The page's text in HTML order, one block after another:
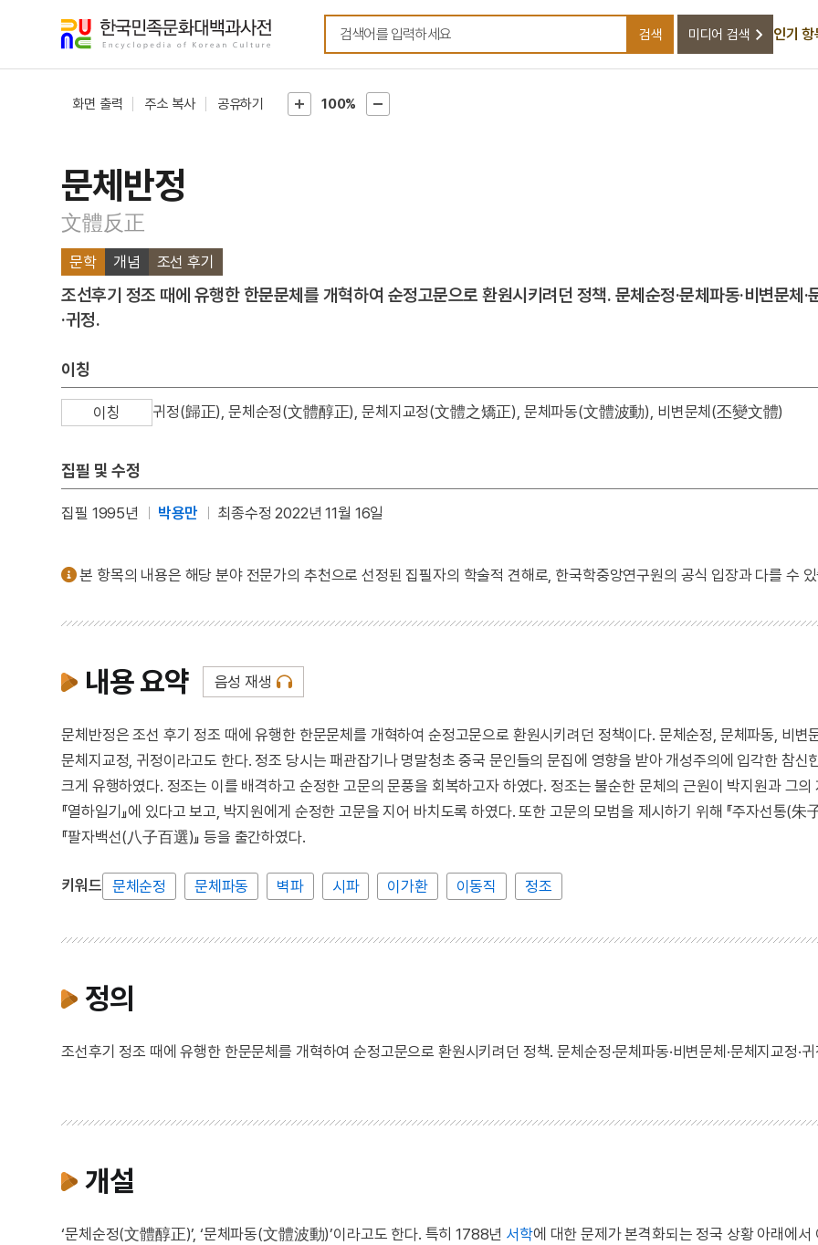
검색어를 입력하세요
검색 미디어 검색 인기 항
화면 출력 주소 복사 공유하기 100%
문체반정
文體反正
문학 개념 조선 후기
조선후기 정조 때에 유행한 한문문체를 개혁하여 순정고문으로 환원시키려던 정책. 문체순정·문체파동·비변문체·
·귀정.
이칭
이칭 귀정(歸正), 문체순정(文體醇正), 문체지교정(文體之矯正), 문체파동(文體波動), 비변문체(丕變文體)
집필 및 수정
집필 1995년 박용만 최종수정 2022년 11월 16일
본 항목의 내용은 해당 분야 전문가의 추천으로 선정된 집필자의 학술적 견해로, 한국학중앙연구원의 공식 입장과 다를 수
내용 요약 음성 재생
문체반정은 조선 후기 정조 때에 유행한 한문문체를 개혁하여 순정고문으로 환원시키려던 정책이다. 문체순정, 문체파동, 비변
문체지교정, 귀정이라고도 한다. 정조 당시는 패관잡기나 명말청초 중국 문인들의 문집에 영향을 받아 개성주의에 입각한 참신
크게 유행하였다. 정조는 이를 배격하고 순정한 고문의 문풍을 회복하고자 하였다. 정조는 불순한 문체의 근원이 박지원과 그의
『열하일기』에 있다고 보고, 박지원에게 순정한 고문을 지어 바치도록 하였다. 또한 고문의 모범을 제시하기 위해 『주자선통(朱
『팔자백선(八子百選)』 등을 출간하였다.
키워드 문체순정 문체파동 벽파 시파 이가환 이동직 정조
정의
조선후기 정조 때에 유행한 한문문체를 개혁하여 순정고문으로 환원시키려던 정책. 문체순정·문체파동·비변문체·문체지교정·
개설
‘문체순정(文體醇正)’, ‘문체파동(文體波動)’이라고도 한다. 특히 1788년 서학에 대한 문제가 본격화되는 정국 상황 아래에서